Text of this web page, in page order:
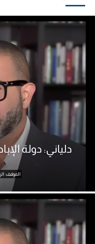
دلياني: دولة
الموقف